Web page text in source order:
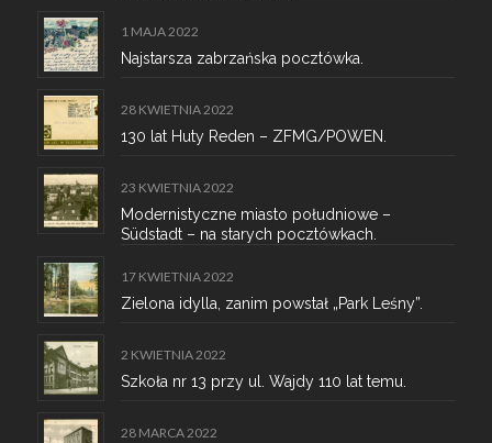
1 MAJA 2022
Najstarsza zabrzańska pocztówka.
28 KWIETNIA 2022
130 lat Huty Reden – ZFMG/POWEN.
23 KWIETNIA 2022
Modernistyczne miasto południowe –
Südstadt – na starych pocztówkach.
17 KWIETNIA 2022
Zielona idylla, zanim powstał „Park Leśny”.
2 KWIETNIA 2022
Szkoła nr 13 przy ul. Wajdy 110 lat temu.
28 MARCA 2022